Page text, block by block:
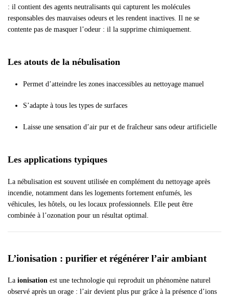
: il contient des agents neutralisants qui capturent les molécules
responsables des mauvaises odeurs et les rendent inactives. Il ne se
contente pas de masquer l’odeur : il la supprime chimiquement.
Les atouts de la nébulisation
Permet d’atteindre les zones inaccessibles au nettoyage manuel
S’adapte à tous les types de surfaces
Laisse une sensation d’air pur et de fraîcheur sans odeur artificielle
Les applications typiques
La nébulisation est souvent utilisée en complément du nettoyage après
incendie, notamment dans les logements fortement enfumés, les
véhicules, les hôtels, ou les locaux professionnels. Elle peut être
combinée à l’ozonation pour un résultat optimal.
L’ionisation : purifier et régénérer l’air ambiant
La ionisation est une technologie qui reproduit un phénomène naturel
observé après un orage : l’air devient plus pur grâce à la présence d’ions